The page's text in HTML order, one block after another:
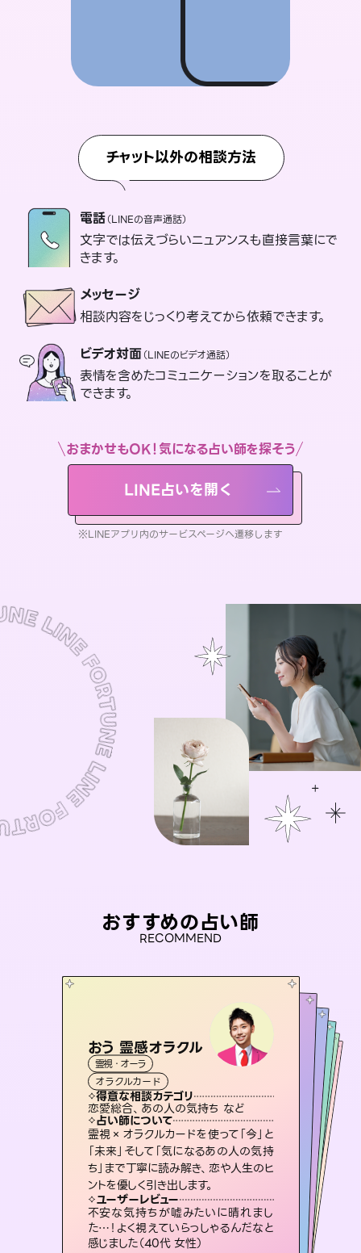
チャット以外の相談方法
電話（LINEの音声通話）
文字では伝えづらいニュアンスも直接言葉にで
きます。
メッセージ
相談内容をじっくり考えてから依頼できます。
ビデオ対面（LINEのビデオ通話）
表情を含めたコミュニケーションを取ることが
できます。
おまかせもOK！気になる占い師を探そう
LINE占いを開く
※LINEアプリ内のサービスページへ遷移します
おすすめの占い師
RECOMMEND
おう 霊感オラクル
霊視・オーラ
オラクルカード
得意な相談カテゴリ
恋愛総合、あの人の気持ち など
占い師について
霊視×オラクルカードを使って「今」と
「未来」そして「気になるあの人の気持
ち」まで丁寧に読み解き、恋や人生のヒ
ントを優しく引き出します。
ユーザーレビュー
不安な気持ちが嘘みたいに晴れまし
た…！よく視えていらっしゃるんだなと
感じました（40代 女性）
アイリス -iris-
西洋占星術
ルーン
得意な相談カテゴリ
恋愛総合、片想い、二人の未来 など
占い師について
復縁、恋愛、不倫の行方、同性愛や片
思い、仕事関係や借金問題まで知りた
いことや心の負担になっていることを
紐解き、背中をそっと押して導きます。
ユーザーレビュー
安心感のあり、言い切ってくれる所や濁
さない鑑定のおかげで、毎回自分の気
持ちを整えられます（30代 男性）
未来視師＊花
霊視・オーラ
スピリチュアル・リーディング
得意な相談カテゴリ
出逢い、片想い、復縁 など
占い師について
未来には何パターンもの選択肢があり
ます。不安で視えにくくなっているあな
たの素敵な未来を見つけ、その未来を
選択できるようアドバイスします。
ユーザーレビュー
職場の人の性質や人間関係、本心など
本当によく視えていてびっくり。対策が
打てて前向きになれます（40代）
彗望
霊視・オーラ
スピリチュアル・リーディング
得意な相談カテゴリ
片想い、あの人の気持ち、復縁 など
占い師について
3,700年以上の歴史を持つ東洋最古の占術「易占」で詳細まで占い、幸せへ向かう道筋を示します。厳しい結果にも具体的な対策をお伝えします。
ユーザーレビュー
複雑な背景もしっかり聞いて鑑定して
いただけました。気持ちが楽になりまし
た（50代 女性）
セラピスト理恵
スピリチュアル・リーディング
得意な相談カテゴリ
片想い、二人の未来、年の差 など
占い師について
連絡再開、復縁、成就などの報告実績
多数。セラピストとして2万超の施術経
験があるからこそできる鑑定で、より良
い未来をサポートします。
ユーザーレビュー
とても心温まる鑑定でした。しかもこち
らは何も言っていないのに視えていらっ
しゃるんだなと驚きです（30代女性）
霊視・オーラ タロット
スピリチュアル・リーディング
得意な相談カテゴリ
片想い、あの人の気持ち、復縁 など
占い師について
恋愛のお悩みの中でも特に「曖昧な関
係」の相談を得意としており、友達以上
恋人未満なお相手との今後や本音を丁
寧に読み解き恋愛成就へと導きます。
ユーザーレビュー
鑑定していただいてアドバイス通りに行
動すると仲が復活してきました。ありが
とうございました（40代 女性）